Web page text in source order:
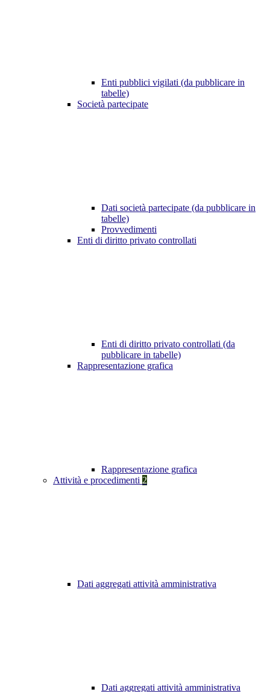
Enti pubblici vigilati (da pubblicare in
tabelle)
Società partecipate
Dati società partecipate (da pubblicare in
tabelle)
Provvedimenti
Enti di diritto privato controllati
Enti di diritto privato controllati (da
pubblicare in tabelle)
Rappresentazione grafica
Rappresentazione grafica
Attività e procedimenti 2
Dati aggregati attività amministrativa
Dati aggregati attività amministrativa